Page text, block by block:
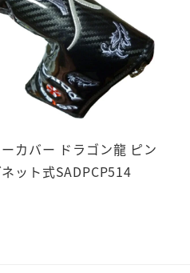
カバー ドラゴン龍 ピン
ット式SADPCP514